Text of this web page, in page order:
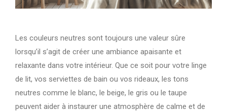
Les couleurs neutres sont toujours une valeur sûre
lorsqu’il s’agit de créer une ambiance apaisante et
relaxante dans votre intérieur. Que ce soit pour votre linge
de lit, vos serviettes de bain ou vos rideaux, les tons
neutres comme le blanc, le beige, le gris ou le taupe
peuvent aider à instaurer une atmosphère de calme et de